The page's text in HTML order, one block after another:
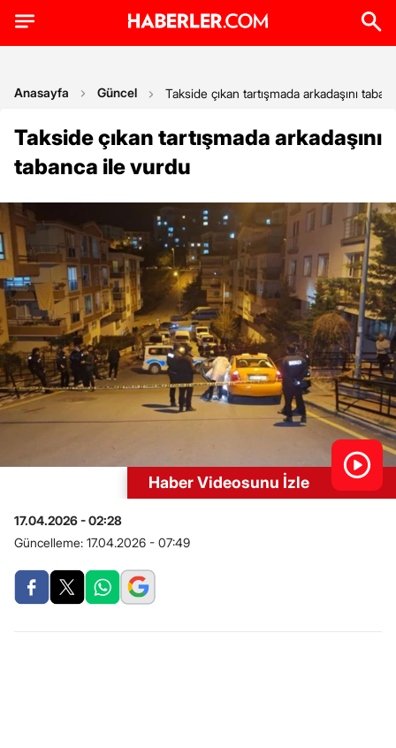
Anasayfa Güncel Takside çıkan tartışmada arkadaşını
Takside çıkan tartışmada arkadaşını
tabanca ile vurdu
Haber Videosunu İzle
17.04.2026 - 02:28
Güncelleme: 17.04.2026 - 07:49